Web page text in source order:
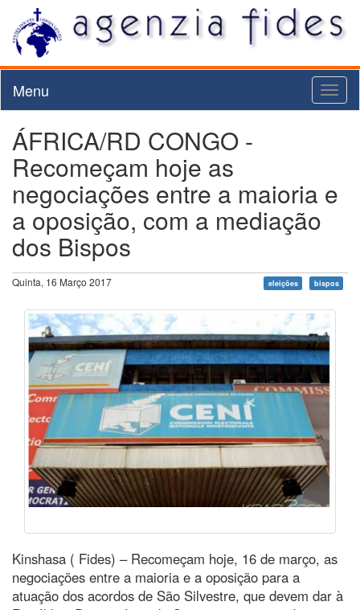
Menu
ÁFRICA/RD CONGO -
Recomeçam hoje as
negociações entre a maioria e
a oposição, com a mediação
dos Bispos
Quinta, 16 Março 2017 eleições bispos
Kinshasa ( Fides) – Recomeçam hoje, 16 de março, as
negociações entre a maioria e a oposição para a
atuação dos acordos de São Silvestre, que devem dar à